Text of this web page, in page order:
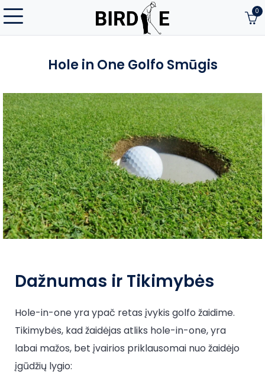
0
Hole in One Golfo Smūgis
Dažnumas ir Tikimybės
Hole-in-one yra ypač retas įvykis golfo žaidime.
Tikimybės, kad žaidėjas atliks hole-in-one, yra
labai mažos, bet įvairios priklausomai nuo žaidėjo
įgūdžių lygio: